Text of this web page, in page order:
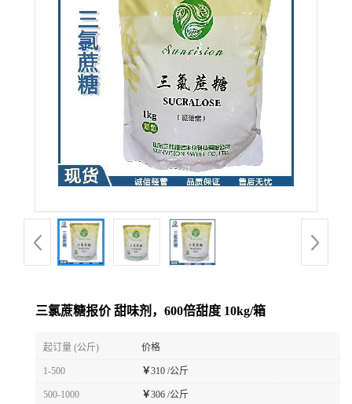
三氯蔗糖报价 甜味剂，600倍甜度 10kg/箱
起订量 (公斤) 价格
1-500 ￥310 /公斤
500-1000 ￥306 /公斤